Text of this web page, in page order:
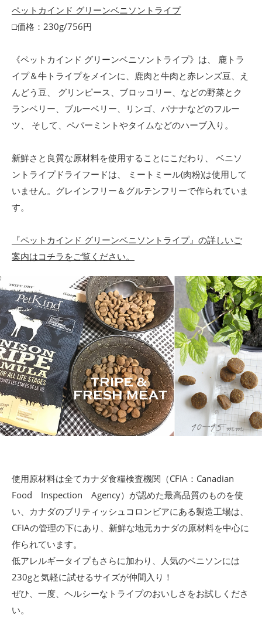
ペットカインド グリーンベニソントライプ
□価格：230g/756円
《ペットカインド グリーンベニソントライプ》は、 鹿トラ
イプ＆牛トライプをメインに、鹿肉と牛肉と赤レンズ豆、え
んどう豆、 グリンピース、ブロッコリー、などの野菜とク
ランベリー、ブルーベリー、リンゴ、バナナなどのフルー
ツ、 そして、ペパーミントやタイムなどのハーブ入り。
新鮮さと良質な原材料を使用することにこだわり、 ベニソ
ントライプドライフードは、 ミートミール(肉粉)は使用して
いません。グレインフリー＆グルテンフリーで作られていま
す。
『ペットカインド グリーンベニソントライプ』の詳しいご
案内はコチラをご覧ください。
使用原材料は全てカナダ食糧検査機関（CFIA：Canadian
Food Inspection Agency）が認めた最高品質のものを使
い、カナダのブリティッシュコロンビアにある製造工場は、
CFIAの管理の下にあり、新鮮な地元カナダの原材料を中心に
作られています。
低アレルギータイプもさらに加わり、人気のベニソンには
230gと気軽に試せるサイズが仲間入り！
ぜひ、一度、ヘルシーなトライプのおいしさをお試しくださ
い。